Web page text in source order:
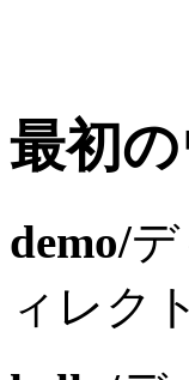
最初
demo/
ィレク